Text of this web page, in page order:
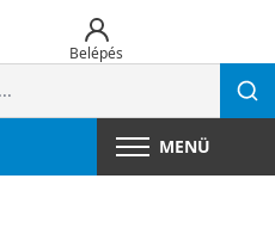
Belépés
MENÜ